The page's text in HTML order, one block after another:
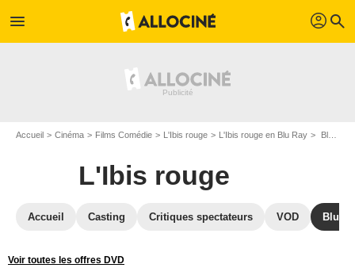
menu profil search
Accueil Cinéma Films Comédie L'Ibis rouge L'Ibis rouge en Blu Ray Blu Ray L'Ibis rouge
L'Ibis rouge
Accueil Casting Critiques spectateurs VOD Blu-
Voir toutes les offres DVD